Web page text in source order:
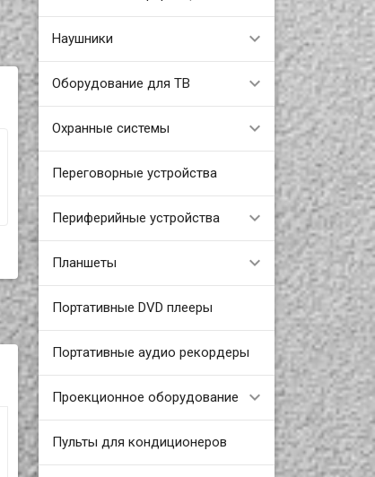
Наушники
Оборудование для ТВ
Охранные системы
Переговорные устройства
Периферийные устройства
Планшеты
Портативные DVD плееры
Портативные аудио рекордеры
Проекционное оборудование
Пульты для кондиционеров